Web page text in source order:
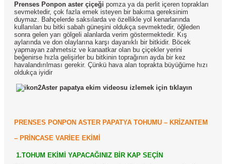
Prenses Ponpon aster çiçeği pomza ya da perlit içeren toprakları
sevmektedir, çok fazla emek isteyen bir bakıma gereksinim
duymaz. Bahçelerde saksılarda ve özellikle yol kenarlarında
kullanılan bu bitki sabah güneşini oldukça sevmektedir, öğleden
sonra gelen yarı gölgeli alanlarda verim göstermektedir. Kış
aylarında ve don olaylarına karşı dayanıklı bir bitkidir. Böcek
yapmayan zahmetsiz ve kanaatkar olan bu çiçekler yerini
beğenirse hızla gelişirler bu bitkinin toprağının ayda bir kez
havalandırılması gerekir. Çünkü hava alan toprakta büyüğüme hızı
oldukça iyidir
Aster papatya ekim videosu izlemek için tıklayın
PRENSES PONPON ASTER PAPATYA TOHUMU – KRİZANTEM
– PRİNCASE VARİEE EKİMİ
1.TOHUM EKİMİ YAPACAĞINIZ BİR KAP SEÇİN